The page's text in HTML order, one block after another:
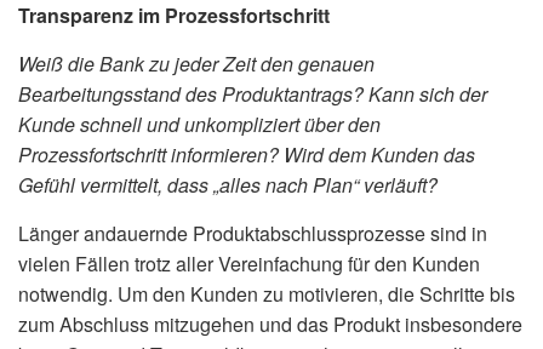
Transparenz im Prozessfortschritt
Weiß die Bank zu jeder Zeit den genauen
Bearbeitungsstand des Produktantrags? Kann sich der
Kunde schnell und unkompliziert über den
Prozessfortschritt informieren? Wird dem Kunden das
Gefühl vermittelt, dass „alles nach Plan“ verläuft?
Länger andauernde Produktabschlussprozesse sind in
vielen Fällen trotz aller Vereinfachung für den Kunden
notwendig. Um den Kunden zu motivieren, die Schritte bis
zum Abschluss mitzugehen und das Produkt insbesondere